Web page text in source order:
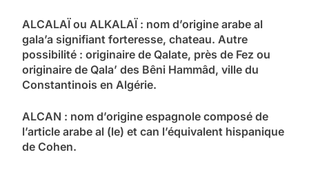
ALCALAÏ ou ALKALAÏ : nom d’origine arabe al
gala’a signifiant forteresse, chateau. Autre
possibilité : originaire de Qalate, près de Fez ou
originaire de Qala’ des Bêni Hammâd, ville du
Constantinois en Algérie.
ALCAN : nom d’origine espagnole composé de
l’article arabe al (le) et can l’équivalent hispanique
de Cohen.